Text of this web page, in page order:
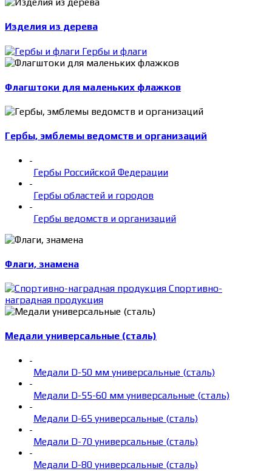
Изделия из дерева
Гербы и флаги
Флагштоки для маленьких флажков
Гербы, эмблемы ведомств и организаций
-
Гербы Российской Федерации
-
Гербы областей и городов
-
Гербы ведомств и организаций
Флаги, знамена
Спортивно-
наградная продукция
Медали универсальные (сталь)
-
Медали D-50 мм универсальные (сталь)
-
Медали D-55-60 мм универсальные (сталь)
-
Медали D-65 универсальные (сталь)
-
Медали D-70 универсальные (сталь)
-
Медали D-80 универсальные (сталь)